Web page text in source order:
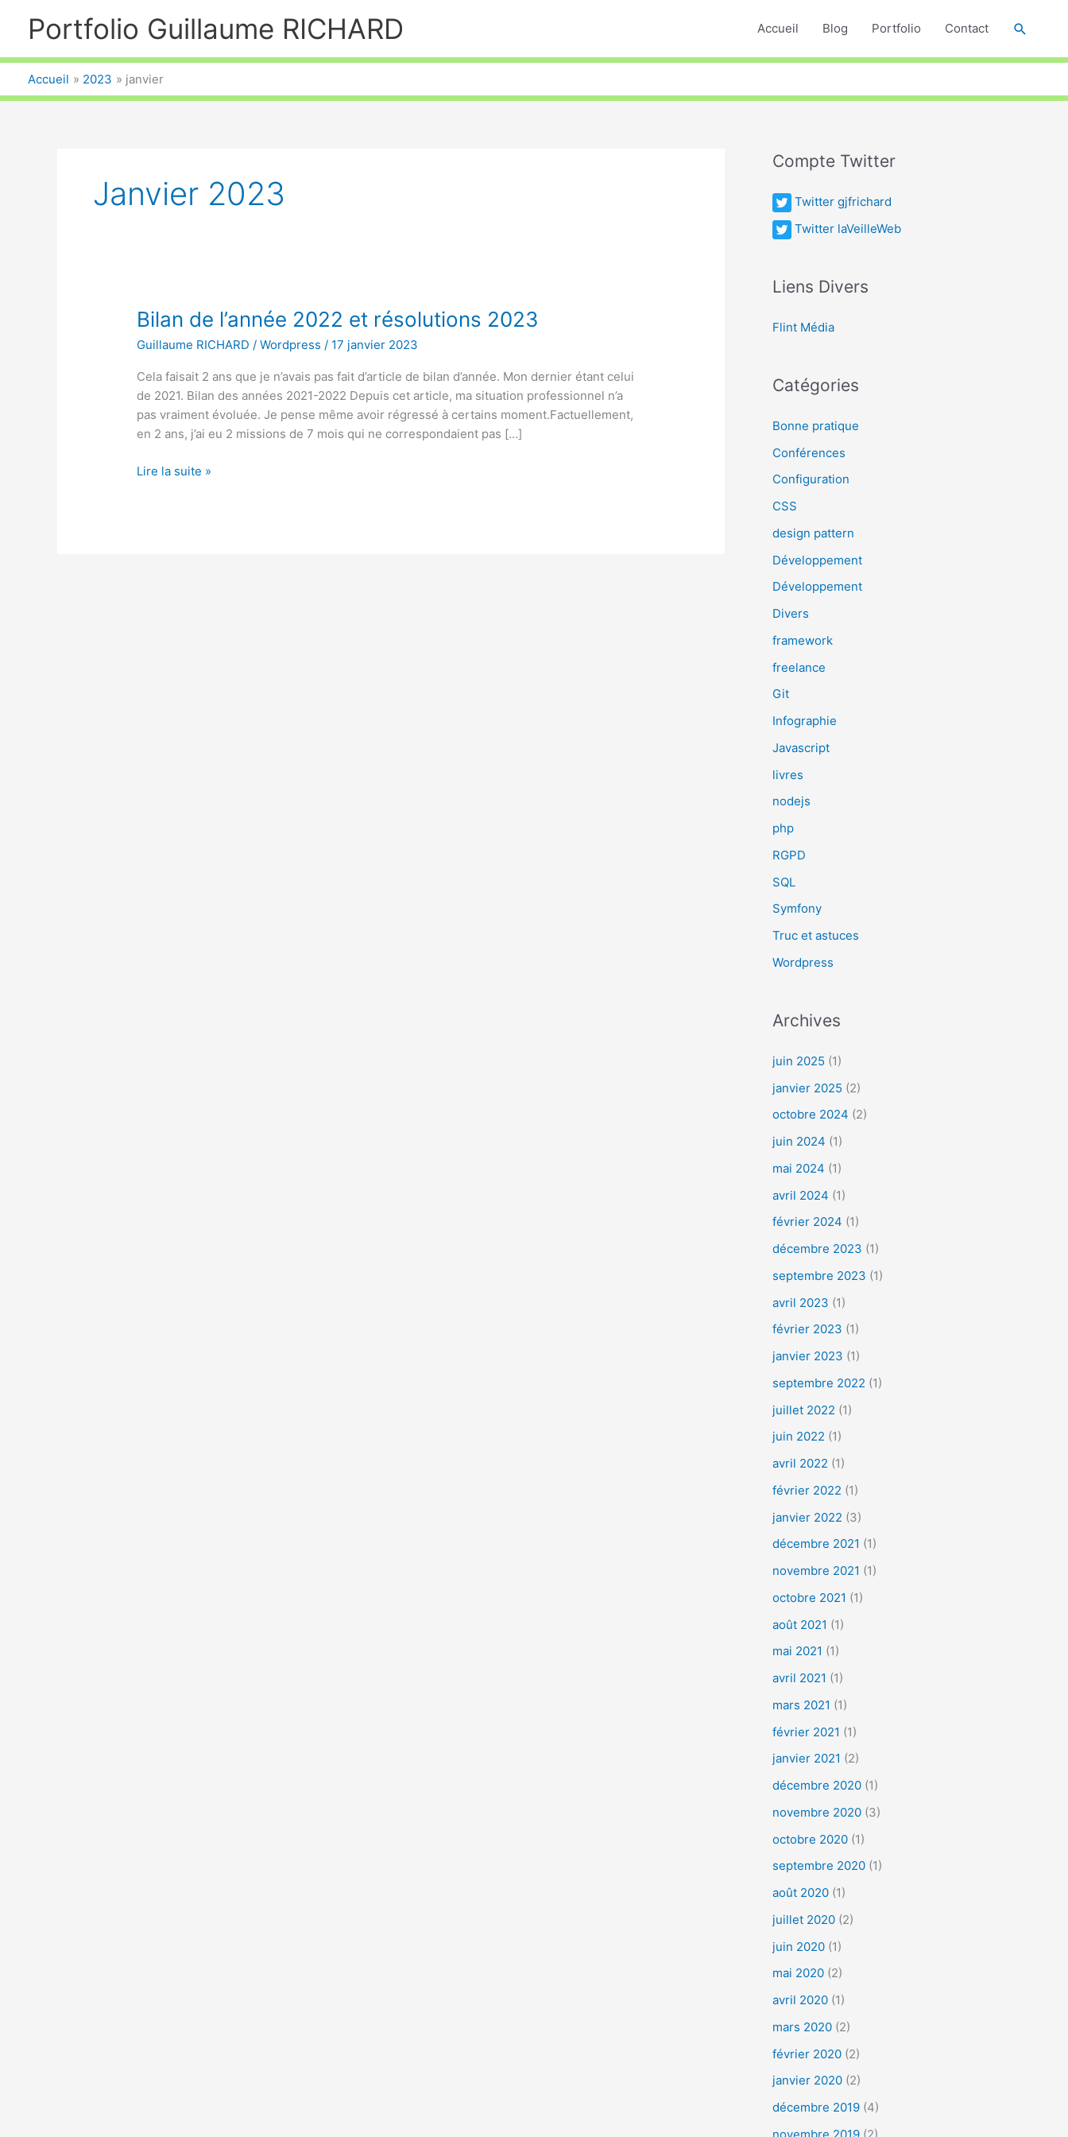
Portfolio Guillaume RICHARD Accueil Blog Portfolio Contact
Accueil 2023 janvier
Janvier 2023
Bilan de l’année 2022 et résolutions 2023
Guillaume RICHARD/Wordpress / 17 janvier 2023
Cela faisait 2 ans que je n’avais pas fait d’article de bilan d’année. Mon dernier étant celui
de 2021. Bilan des années 2021-2022 Depuis cet article, ma situation professionnel n’a
pas vraiment évoluée. Je pense même avoir régressé à certains moment.Factuellement,
en 2 ans, j’ai eu 2 missions de 7 mois qui ne correspondaient pas […]
Bilan
Lire la suite »
Compte Twitter
Twitter gjfrichard
Twitter laVeilleWeb
Liens Divers
Flint Média
Catégories
Bonne pratique
Conférences
Configuration
CSS
design pattern
Développement
Développement
Divers
framework
freelance
Git
Infographie
Javascript
livres
nodejs
php
RGPD
SQL
Symfony
Truc et astuces
Wordpress
Archives
juin 2025 (1)
janvier 2025 (2)
octobre 2024 (2)
juin 2024 (1)
mai 2024 (1)
avril 2024 (1)
février 2024 (1)
décembre 2023 (1)
septembre 2023 (1)
avril 2023 (1)
février 2023 (1)
janvier 2023 (1)
septembre 2022 (1)
juillet 2022 (1)
juin 2022 (1)
avril 2022 (1)
février 2022 (1)
janvier 2022 (3)
décembre 2021 (1)
novembre 2021 (1)
octobre 2021 (1)
août 2021 (1)
mai 2021 (1)
avril 2021 (1)
mars 2021 (1)
février 2021 (1)
janvier 2021 (2)
décembre 2020 (1)
novembre 2020 (3)
octobre 2020 (1)
septembre 2020 (1)
août 2020 (1)
juillet 2020 (2)
juin 2020 (1)
mai 2020 (2)
avril 2020 (1)
mars 2020 (2)
février 2020 (2)
janvier 2020 (2)
décembre 2019 (4)